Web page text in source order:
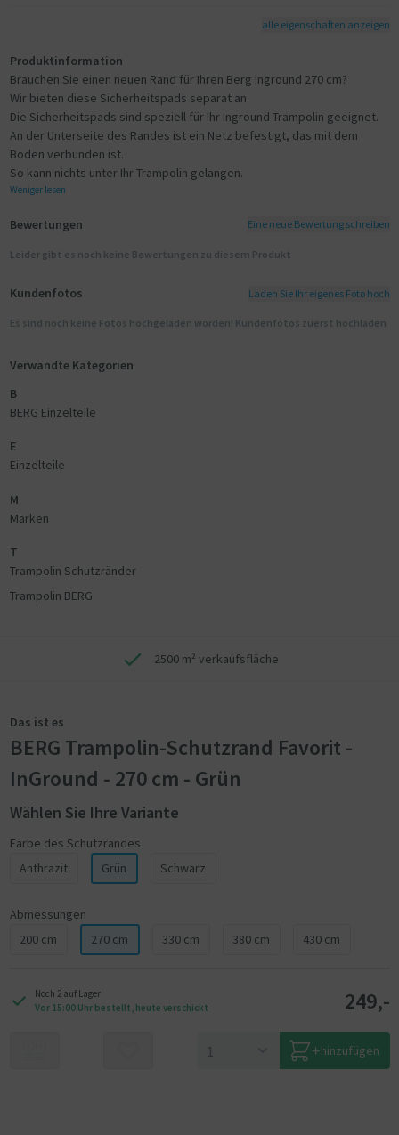
alle eigenschaften anzeigen
Produktinformation
Brauchen Sie einen neuen Rand für Ihren Berg inground 270 cm?
Wir bieten diese Sicherheitspads separat an.
Die Sicherheitspads sind speziell für Ihr Inground-Trampolin geeignet.
An der Unterseite des Randes ist ein Netz befestigt, das mit dem
Boden verbunden ist.
So kann nichts unter Ihr Trampolin gelangen.
Weniger lesen
Bewertungen Eine neue Bewertung schreiben
Leider gibt es noch keine Bewertungen zu diesem Produkt
Kundenfotos Laden Sie Ihr eigenes Foto hoch
Es sind noch keine Fotos hochgeladen worden! Kundenfotos zuerst hochladen
Verwandte Kategorien
B
BERG Einzelteile
E
Einzelteile
M
Marken
T
Trampolin Schutzränder
Trampolin BERG
2500 m² verkaufsfläche
Das ist es
BERG Trampolin-Schutzrand Favorit -
InGround - 270 cm - Grün
Wählen Sie Ihre Variante
Farbe des Schutzrandes
Anthrazit
Grün Schwarz
Abmessungen
200 cm
270 cm 330 cm 380 cm 430 cm
Noch 2 auf Lager
Vor 15:00 Uhr bestellt, heute verschickt
249,-
hinzufügen